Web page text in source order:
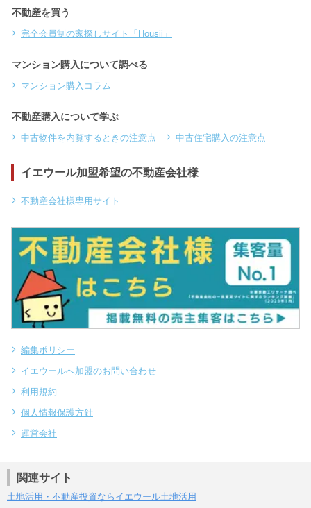
不動産を買う
完全会員制の家探しサイト「Housii」
マンション購入について調べる
マンション購入コラム
不動産購入について学ぶ
中古物件を内覧するときの注意点 中古住宅購入の注意点
イエウール加盟希望の不動産会社様
不動産会社様専用サイト
編集ポリシー
イエウールへ加盟のお問い合わせ
利用規約
個人情報保護方針
運営会社
関連サイト
土地活用・不動産投資ならイエウール土地活用